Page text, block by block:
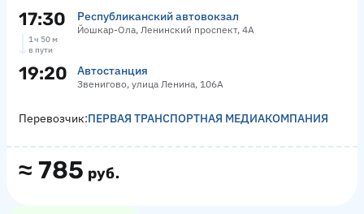
17:30 Республиканский автовокзал
Йошкар-Ола, Ленинский проспект, 4А
1 ч 50 м
в пути
19:20 Автостанция
Звенигово, улица Ленина, 106А
≈ 785 руб.
Перевозчик:ПЕРВАЯ ТРАНСПОРТНАЯ МЕДИАКОМПАНИЯ